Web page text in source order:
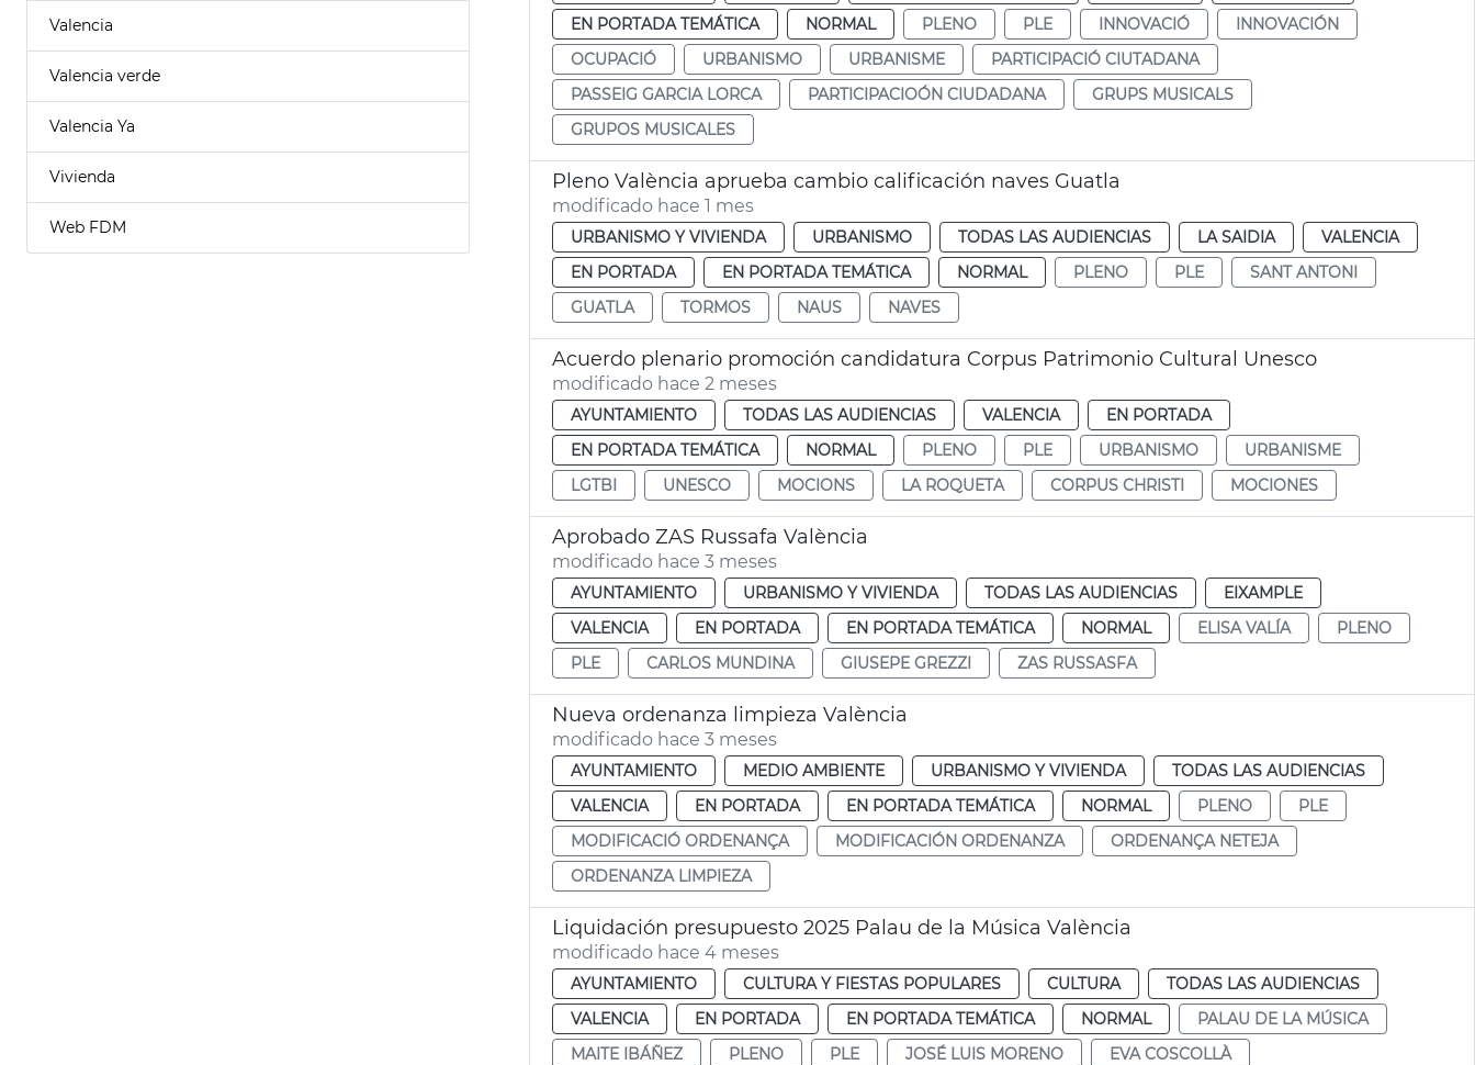
Valencia
Valencia verde
Valencia Ya
Vivienda
Web FDM
EN PORTADA TEMÁTICA
NORMAL PLENO PLE INNOVACIÓ
INNOVACIÓN
OCUPACIÓ
URBANISMO URBANISME
PARTICIPACIÓ CIUTADANA
PASSEIG GARCIA LORCA
PARTICIPACIOÓN CIUDADANA
GRUPS MUSICALS
GRUPOS MUSICALES
Pleno València aprueba cambio calificación naves Guatla
modificado hace 1 mes
URBANISMO Y VIVIENDA URBANISMO TODAS LAS AUDIENCIAS LA SAIDIA
VALENCIA
EN PORTADA
EN PORTADA TEMÁTICA NORMAL PLENO PLE
SANT ANTONI
GUATLA
TORMOS NAUS NAVES
Acuerdo plenario promoción candidatura Corpus Patrimonio Cultural Unesco
modificado hace 2 meses
AYUNTAMIENTO TODAS LAS AUDIENCIAS VALENCIA
EN PORTADA
EN PORTADA TEMÁTICA
NORMAL PLENO PLE URBANISMO
URBANISME
LGTBI
UNESCO MOCIONS LA ROQUETA CORPUS CHRISTI MOCIONES
Aprobado ZAS Russafa València
modificado hace 3 meses
AYUNTAMIENTO URBANISMO Y VIVIENDA TODAS LAS AUDIENCIAS
EIXAMPLE
VALENCIA
EN PORTADA EN PORTADA TEMÁTICA NORMAL ELISA VALÍA
PLENO
PLE
CARLOS MUNDINA GIUSEPE GREZZI ZAS RUSSASFA
Nueva ordenanza limpieza València
modificado hace 3 meses
AYUNTAMIENTO MEDIO AMBIENTE URBANISMO Y VIVIENDA
TODAS LAS AUDIENCIAS
VALENCIA
EN PORTADA EN PORTADA TEMÁTICA NORMAL PLENO
PLE
MODIFICACIÓ ORDENANÇA
MODIFICACIÓN ORDENANZA
ORDENANÇA NETEJA
ORDENANZA LIMPIEZA
Liquidación presupuesto 2025 Palau de la Música València
modificado hace 4 meses
AYUNTAMIENTO CULTURA Y FIESTAS POPULARES CULTURA
TODAS LAS AUDIENCIAS
VALENCIA
EN PORTADA EN PORTADA TEMÁTICA NORMAL
PALAU DE LA MÚSICA
MAITE IBÁÑEZ
PLENO PLE JOSÉ LUIS MORENO EVA COSCOLLÀ